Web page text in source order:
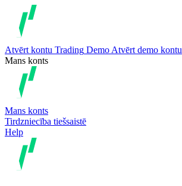
Atvērt kontu Trading Demo Atvērt demo kontu
Mans konts
Mans konts
Tirdzniecība tiešsaistē
Help